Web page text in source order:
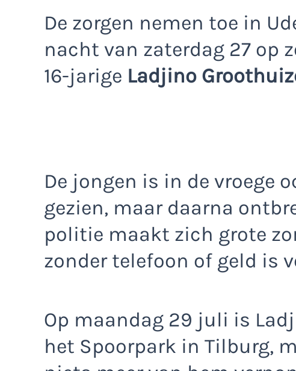
De zorgen nemen toe in
nacht van zaterdag 27 op
16-jarige Ladjino
De jongen is in de vroege
gezien, maar daarna
politie maakt zich grote
zonder telefoon of geld is
Op maandag 29 juli is
het Spoorpark in Tilburg,